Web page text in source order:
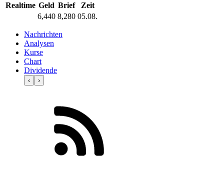
Realtime Geld Brief
Zeit
6,440 8,280 05.08.
Nachrichten
Analysen
Kurse
Chart
Dividende
‹ ›